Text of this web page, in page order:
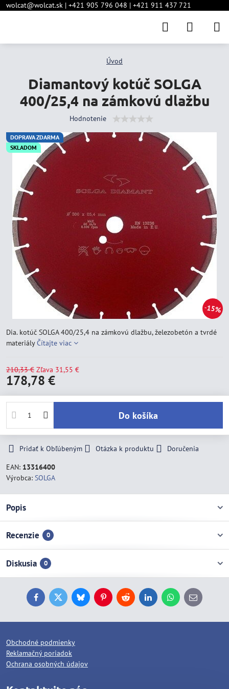
wolcat@wolcat.sk | +421 905 796 048 | +421 911 437 721
DOPRAVA ZDARMA
SKLADOM
15%
Úvod
Diamantový kotúč SOLGA
400/25,4 na zámkovú dlažbu
Hodnotenie
Dia. kotúč SOLGA 400/25,4 na zámkovú dlažbu, železobetón a tvrdé
materiályČítajte viac
210,33 € Zľava 31,55 €
178,78 €
Do košíka
Pridať k Obľúbeným Otázka k produktu
Doručenia
EAN: 13316400
Výrobca: SOLGA
Popis
Recenzie 0
Diskusia 0
FacebookTwitterBlueskyPinterestReddit LinkedInWhatsApp
E-
mail
Obchodné podmienky
Reklamačný poriadok
Ochrana osobných údajov